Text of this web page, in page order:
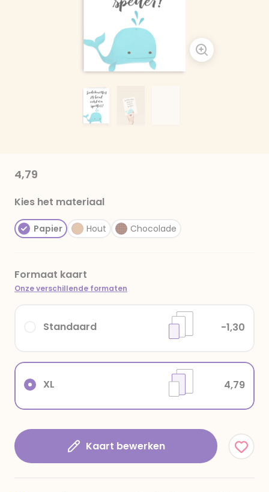
4,79
Kies het materiaal
Papier Hout Chocolade
Formaat kaart
Onze verschillende formaten
XL 4,79
Standaard -1,30
Kaart bewerken